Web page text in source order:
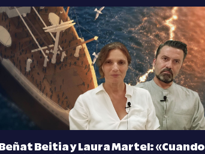
Beñat Beitia y Laura Martel: «Cuando